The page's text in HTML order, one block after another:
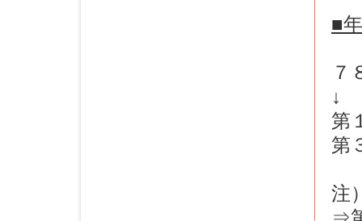
■
７
↓
第
第
注